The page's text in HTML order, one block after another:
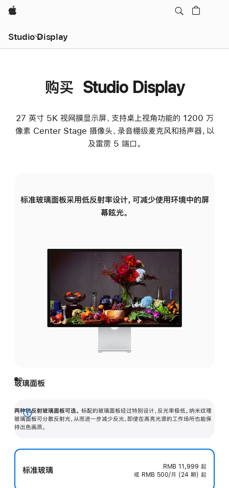
Apple
Studio Display
购买 Studio Display
27 英寸 5K 视网膜显示屏、支持桌上视角功能的 1200 万
像素 Center Stage 摄像头、录音棚级麦克风和扬声器，以
及雷雳 5 端口。
标准玻璃面板采用低反射率设计，可减少使用环境中的屏
幕眩光。
玻璃面板
两种抗反射玻璃面板可选。 标配的玻璃面板经过特别设计，反光率极低。纳米纹理
玻璃面板可分散反射光，从而进一步减少反光，即使在高亮光源的工作场所也能保
持出色画质。
展
开
标准玻璃 RMB 11,999 起
或 RMB 500/月 (24 期) 起